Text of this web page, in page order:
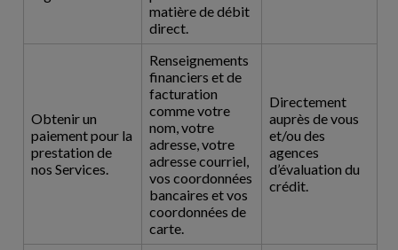
matière de débit
direct.
Obtenir un
paiement pour la
prestation de
nos Services.
Renseignements
financiers et de
facturation
comme votre
nom, votre
adresse, votre
adresse courriel,
vos coordonnées
bancaires et vos
coordonnées de
carte.
Directement
auprès de vous
et/ou des
agences
d’évaluation du
crédit.